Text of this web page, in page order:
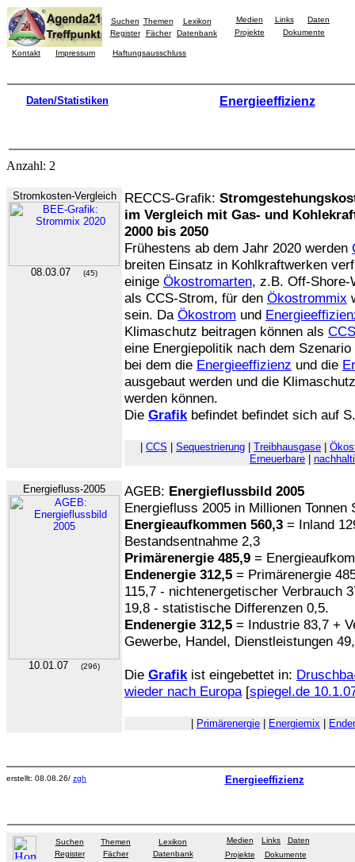
Suchen Themen
Lexikon
Register
Fächer Datenbank
Medien Links
Daten
Projekte
Dokumente
Kontakt Impressum Haftungsausschluss
Daten/Statistiken Energieeffizienz
Anzahl: 2
Stromkosten-Vergleich
08.03.07 (45)
RECCS-Grafik:
im Vergleich mit Gas- und
2000 bis 2050
Frühestens ab dem Jahr 2020 werden
breiten Einsatz in Kohlkraftwerken
einige Ökostromarten, z.B. Off-
als CCS-Strom, für den Ökostrommix
sein. Da Ökostrom und
Klimaschutz beitragen können als CCS
eine Energiepolitik nach dem
bei dem die Energieeffizienz und die
ausgebaut werden und die
werden können.
Die Grafikbefindet befindet sich auf
CCS Sequestrierung Treibhausgase
Erneuerbare
Energiefluss-2005
10.01.07 (296)
AGEB: Energieflussbild 2005
Energiefluss 2005 in Millionen Tonnen
Energieaufkommen 560,3 = Inland
Bestandsentnahme 2,3
Primärenergie 485,9 =
Endenergie 312,5 = Primärenergie
115,7 - nichtenergetischer Verbrauch
19,8 - statistische Differenzen 0,5.
Endenergie 312,5 = Industrie 83,7 +
Gewerbe, Handel, Dienstleistungen
Die Grafikist eingebettet in:
wieder nach Europa[spiegel.de
Primärenergie Energiemix
erstellt: 08.08.26/ zgh Energieeffizienz
Suchen Themen
Lexikon
Register
Fächer Datenbank
Medien Links
Daten
Projekte
Dokumente